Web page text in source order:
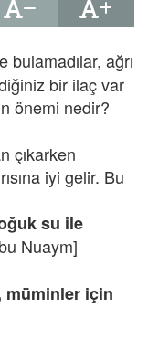
bulamadılar, ağrı
bir ilaç var
önemi nedir?
çıkarken
iyi gelir. Bu
su ile
Nuaym]
müminler için